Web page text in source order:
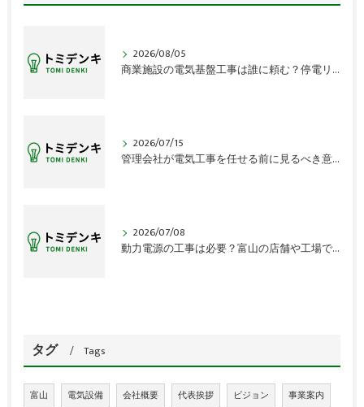
2026/08/05
商業施設の電気基盤工事は誰に頼む？停電リスクの盲点
2026/07/15
管理会社が電気工事を任せる前に見るべき意外な盲点
2026/07/08
動力電源の工事は必要？富山の店舗や工場で見落とす確認点
タグ Tags
富山 電気設備 会社概要 代表挨拶 ビジョン 事業案内